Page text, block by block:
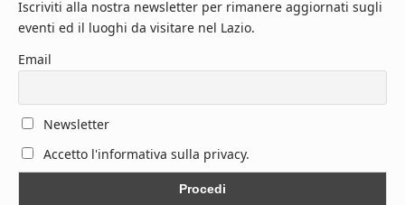
Iscriviti alla nostra newsletter per rimanere aggiornati sugli
eventi ed il luoghi da visitare nel Lazio.
Email
Newsletter
Accetto l'informativa sulla privacy.